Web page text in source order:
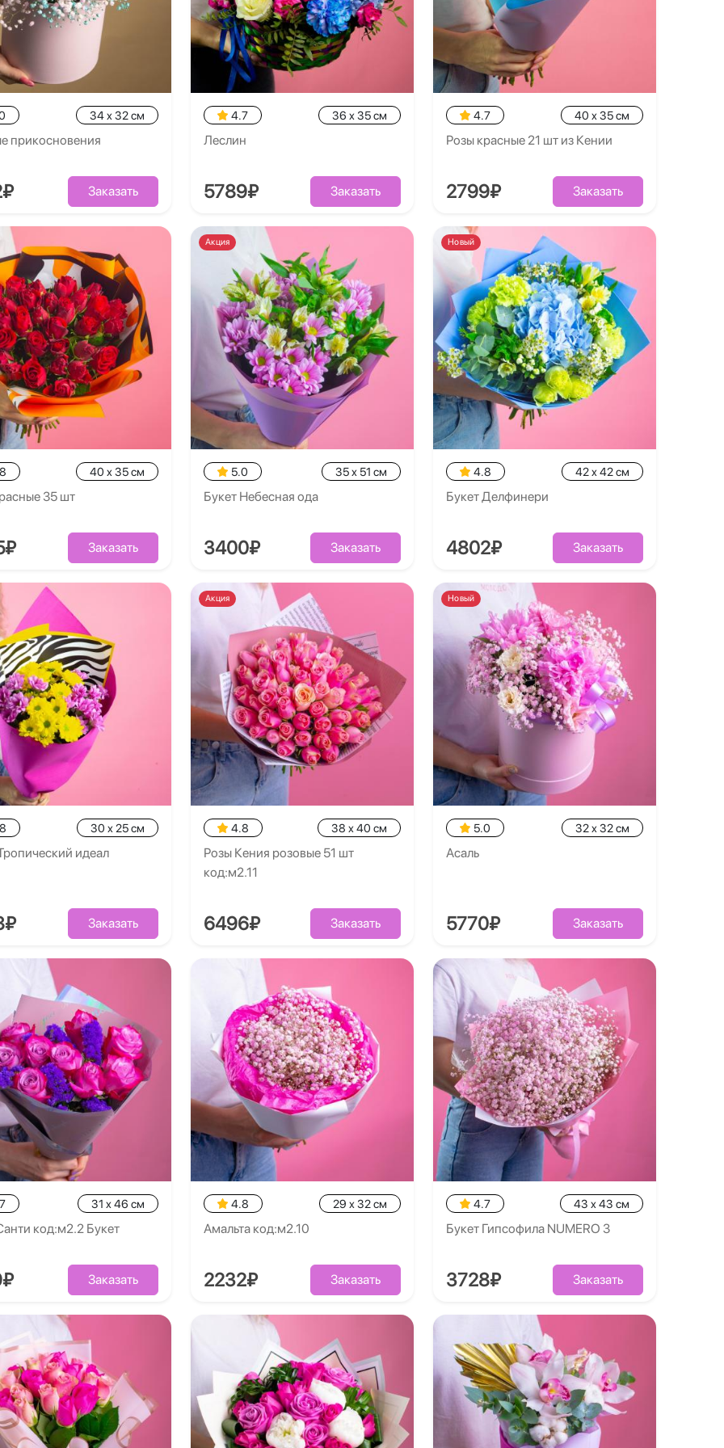
34 x 32 см
прикосновения
Заказать
4.7 36 x 35 см
Леслин
5789₽ Заказать
4.7 40 x 35 см
Розы красные 21 шт из Кении
2799₽ Заказать
40 x 35 см
35 шт
Заказать
Акция
5.0 35 x 51 см
Букет Небесная ода
3400₽ Заказать
Новый
4.8 42 x 42 см
Букет Делфинери
4802₽ Заказать
30 x 25 см
идеал
Заказать
Акция
4.8 38 x 40 см
Розы Кения розовые 51 шт
код:м2.11
6496₽ Заказать
Новый
5.0 32 x 32 см
Асаль
5770₽ Заказать
31 x 46 см
код:м2.2 Букет
Заказать
4.8 29 x 32 см
Амальта код:м2.10
2232₽ Заказать
4.7 43 x 43 см
Букет Гипсофила NUMERO 3
3728₽ Заказать